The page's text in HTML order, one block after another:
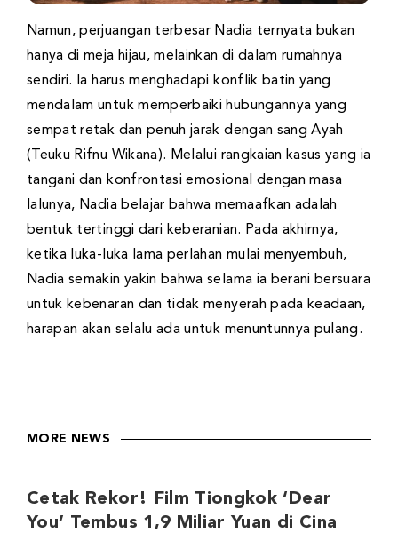
Namun, perjuangan terbesar Nadia ternyata bukan
hanya di meja hijau, melainkan di dalam rumahnya
sendiri. Ia harus menghadapi konflik batin yang
mendalam untuk memperbaiki hubungannya yang
sempat retak dan penuh jarak dengan sang Ayah
(Teuku Rifnu Wikana). Melalui rangkaian kasus yang ia
tangani dan konfrontasi emosional dengan masa
lalunya, Nadia belajar bahwa memaafkan adalah
bentuk tertinggi dari keberanian. Pada akhirnya,
ketika luka-luka lama perlahan mulai menyembuh,
Nadia semakin yakin bahwa selama ia berani bersuara
untuk kebenaran dan tidak menyerah pada keadaan,
harapan akan selalu ada untuk menuntunnya pulang.
MORE NEWS
Cetak Rekor! Film Tiongkok ‘Dear
You’ Tembus 1,9 Miliar Yuan di Cina